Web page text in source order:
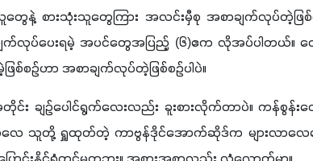
နဲ့ စားသုံးသူတွေကြား အလင်းမှီစု အစာချက်လုပ်တဲ့ဖြစ်
က်လုပ်ပေးရမဲ့ အပင်တွေအပြည့် (၆)ဧက လိုအပ်ပါတယ်။
စ်စဉ်ဟာ အစာချက်လုပ်တဲ့ဖြစ်စဉ်ပါပဲ။
ဉ်ပေါင်ရွက်လေးလည်း ခူးစားလိုက်တာပဲ။ ကန်စွန်းလေ
လေ သူတို့ ရှူထုတ်တဲ့ ကာဗွန်ဒိုင်အောက်ဆိုဒ်က များလာလ